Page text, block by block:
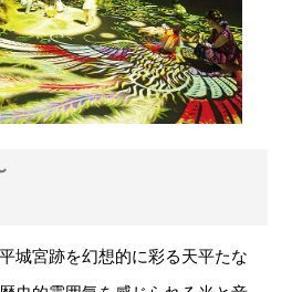
城宮跡を幻想的に彩る天平たな